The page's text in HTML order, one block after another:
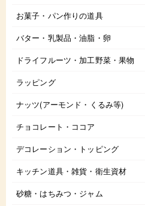
お菓子・パン作りの道具
バター・乳製品・油脂・卵
ドライフルーツ・加工野菜・果物
ラッピング
ナッツ(アーモンド・くるみ等)
チョコレート・ココア
デコレーション・トッピング
キッチン道具・雑貨・衛生資材
砂糖・はちみつ・ジャム